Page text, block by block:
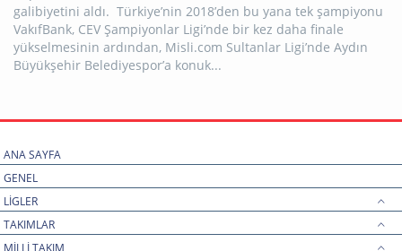
galibiyetini aldı. Türkiye’nin 2018’den bu yana tek şampiyonu
VakıfBank, CEV Şampiyonlar Ligi’nde bir kez daha finale
yükselmesinin ardından, Misli.com Sultanlar Ligi’nde Aydın
Büyükşehir Belediyespor’a konuk...
ANA SAYFA
GENEL
LİGLER
TAKIMLAR